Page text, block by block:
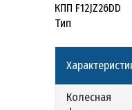
КПП F12JZ26DD
Тип
Колесная